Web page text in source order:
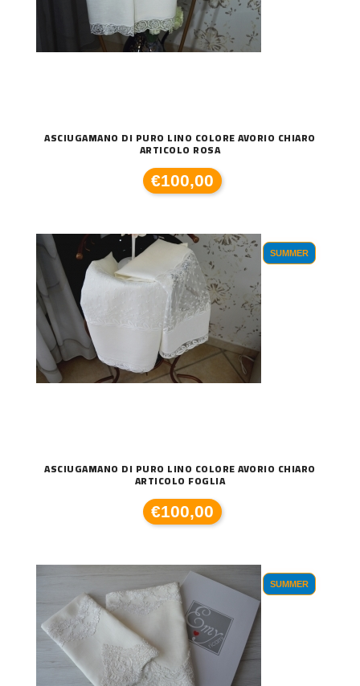
ASCIUGAMANO DI PURO LINO COLORE AVORIO CHIARO
ARTICOLO ROSA
€100,00
SUMMER
ASCIUGAMANO DI PURO LINO COLORE AVORIO CHIARO
ARTICOLO FOGLIA
€100,00
SUMMER